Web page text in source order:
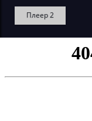
Плеер 2